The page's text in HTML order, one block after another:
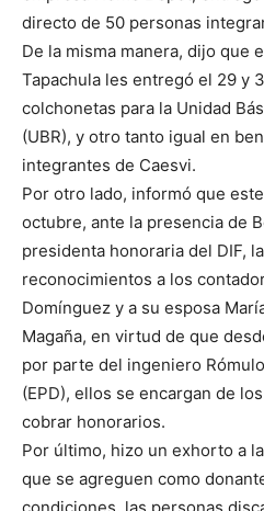
directo de 50 personas
De la misma manera, dijo que
Tapachula les entregó el 29 y
colchonetas para la Unidad
(UBR), y otro tanto igual en
integrantes de Caesvi.
Por otro lado, informó que
octubre, ante la presencia de
presidenta honoraria del DIF,
reconocimientos a los
Domínguez y a su esposa
Magaña, en virtud de que
por parte del ingeniero
(EPD), ellos se encargan de
cobrar honorarios.
Por último, hizo un exhorto a
que se agreguen como